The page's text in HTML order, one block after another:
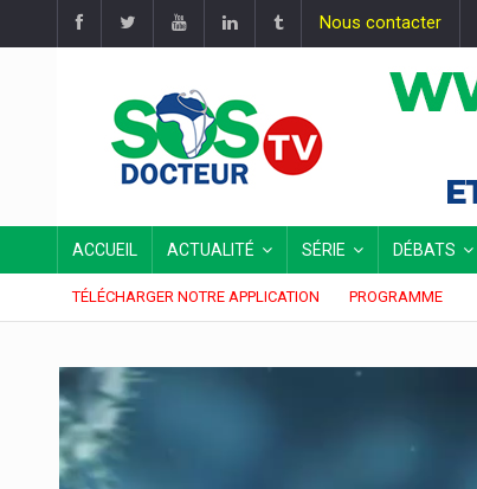
Nous contacter
ACCUEIL ACTUALITÉ SÉRIE DÉBATS
TÉLÉCHARGER NOTRE APPLICATION PROGRAMME